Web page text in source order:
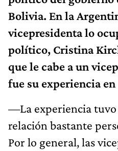
Bolivia. En la
vicepresidenta lo
político, Cristina
que le cabe a un
fue su experiencia
—La experiencia tuvo
relación bastante
Por lo general, las